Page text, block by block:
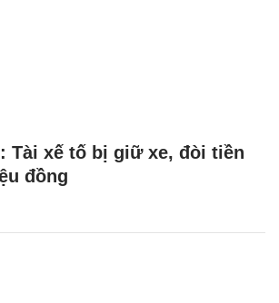
Tài xế tố bị giữ xe, đòi tiền
đồng